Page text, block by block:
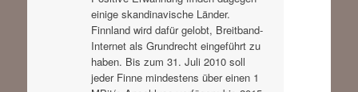
einige skandinavische Länder.
Finnland wird dafür gelobt, Breitband-
Internet als Grundrecht eingeführt zu
haben. Bis zum 31. Juli 2010 soll
jeder Finne mindestens über einen 1